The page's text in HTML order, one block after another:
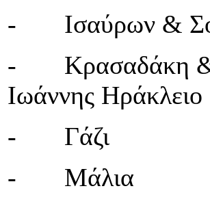
- Ισαύρων &
- Κρασαδάκη &
Ιωάννης Ηράκλειο
- Γάζι
- Μάλια